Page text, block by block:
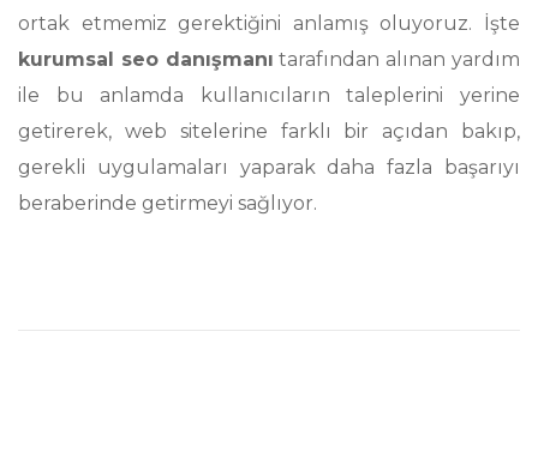
ortak etmemiz gerektiğini anlamış oluyoruz. İşte
kurumsal seo danışmanı tarafından alınan yardım
ile bu anlamda kullanıcıların taleplerini yerine
getirerek, web sitelerine farklı bir açıdan bakıp,
gerekli uygulamaları yaparak daha fazla başarıyı
beraberinde getirmeyi sağlıyor.